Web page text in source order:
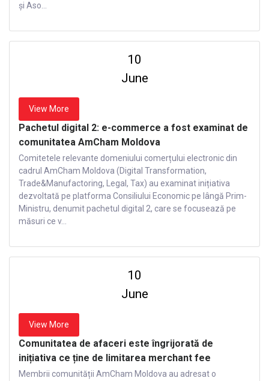
și Aso...
10
June
View More
Pachetul digital 2: e-commerce a fost examinat de
comunitatea AmCham Moldova
Comitetele relevante domeniului comerțului electronic din
cadrul AmCham Moldova (Digital Transformation,
Trade&Manufactoring, Legal, Tax) au examinat inițiativa
dezvoltată pe platforma Consiliului Economic pe lângă Prim-
Ministru, denumit pachetul digital 2, care se focusează pe
măsuri ce v...
10
June
View More
Comunitatea de afaceri este îngrijorată de
inițiativa ce ține de limitarea merchant fee
Membrii comunității AmCham Moldova au adresat o